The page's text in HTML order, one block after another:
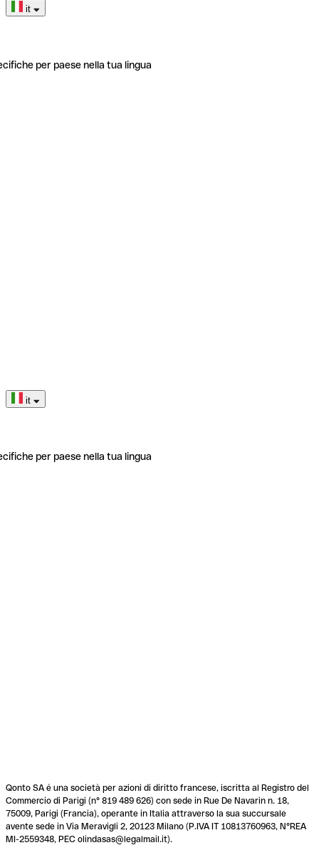
it
per paese nella tua lingua
it
per paese nella tua lingua
Qonto SA é una società per azioni di diritto francese, iscritta al Registro del
Commercio di Parigi (n° 819 489 626) con sede in Rue De Navarin n. 18,
75009, Parigi (Francia), operante in Italia attraverso la sua succursale
avente sede in Via Meravigli 2, 20123 Milano (P.IVA IT 10813760963, N°REA
MI-2559348, PEC olindasas@legalmail.it).